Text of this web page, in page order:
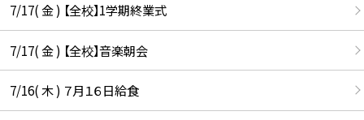
7/17( 金 ) 【全校】1学期終業式
7/17( 金 ) 【全校】音楽朝会
7/16( 木 ) ７月１６日給食